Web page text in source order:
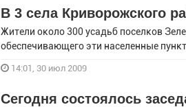
В 3 села Криворожского
Жители около 300 усадьб поселков
обеспечивающего эти населенные
14:01, 30 июл 2009
Сегодня состоялось